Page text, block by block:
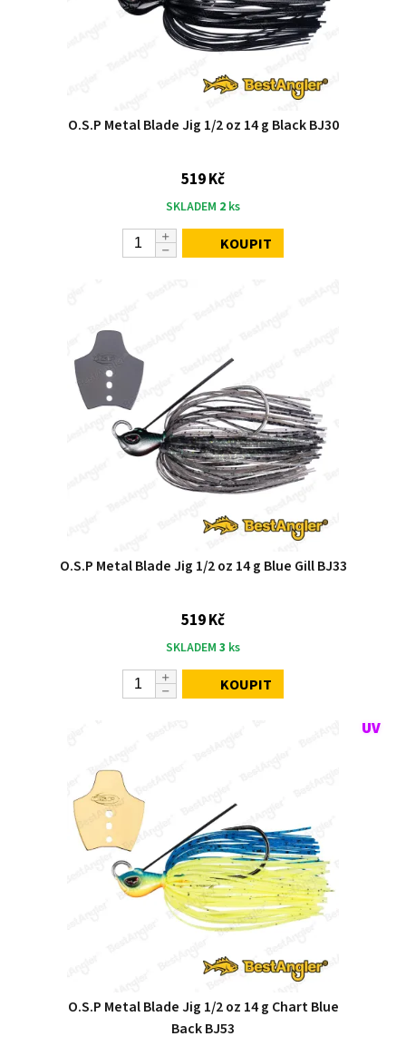
O.S.P Metal Blade Jig 1/2 oz 14 g Black BJ30
519 Kč
SKLADEM 2 ks
KOUPIT
O.S.P Metal Blade Jig 1/2 oz 14 g Blue Gill BJ33
519 Kč
SKLADEM 3 ks
KOUPIT
O.S.P Metal Blade Jig 1/2 oz 14 g Chart Blue
Back BJ53